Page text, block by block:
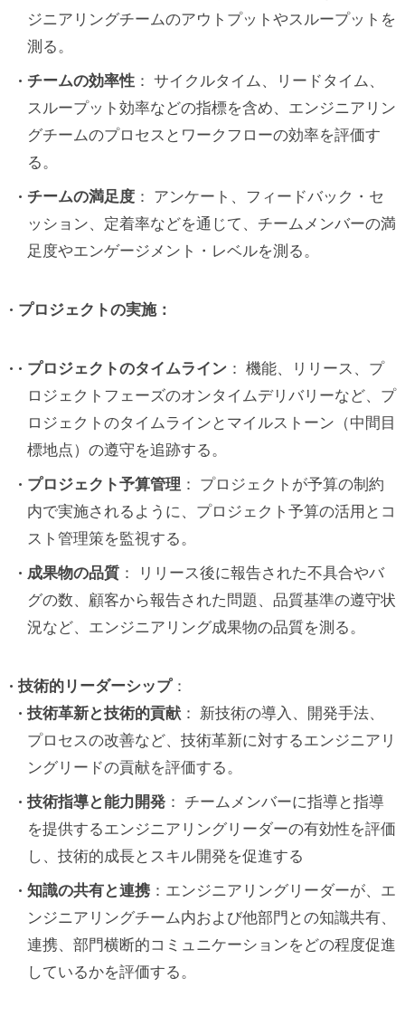
ジニアリングチームのアウトプットやスループットを
測る。
チームの効率性 ： サイクルタイム、リードタイム、
スループット効率などの指標を含め、エンジニアリン
グチームのプロセスとワークフローの効率を評価す
る。
チームの満足度 ： アンケート、フィードバック・セ
ッション、定着率などを通じて、チームメンバーの満
足度やエンゲージメント・レベルを測る。
プロジェクトの実施：
プロジェクトのタイムライン ： 機能、リリース、プ
ロジェクトフェーズのオンタイムデリバリーなど、プ
ロジェクトのタイムラインとマイルストーン（中間目
標地点）の遵守を追跡する。
プロジェクト予算管理： プロジェクトが予算の制約
内で実施されるように、プロジェクト予算の活用とコ
スト管理策を監視する。
成果物の品質 ： リリース後に報告された不具合やバ
グの数、顧客から報告された問題、品質基準の遵守状
況など、エンジニアリング成果物の品質を測る。
技術的リーダーシップ：
技術革新と技術的貢献 ： 新技術の導入、開発手法、
プロセスの改善など、技術革新に対するエンジニアリ
ングリードの貢献を評価する。
技術指導と能力開発 ： チームメンバーに指導と指導
を提供するエンジニアリングリーダーの有効性を評価
し、技術的成長とスキル開発を促進する
知識の共有と連携 ：エンジニアリングリーダーが、エ
ンジニアリングチーム内および他部門との知識共有、
連携、部門横断的コミュニケーションをどの程度促進
しているかを評価する。